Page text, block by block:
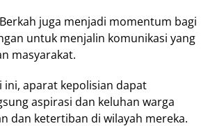
juga menjadi momentum bagi
untuk menjalin komunikasi yang
masyarakat.
ini, aparat kepolisian dapat
aspirasi dan keluhan warga
dan ketertiban di wilayah mereka.